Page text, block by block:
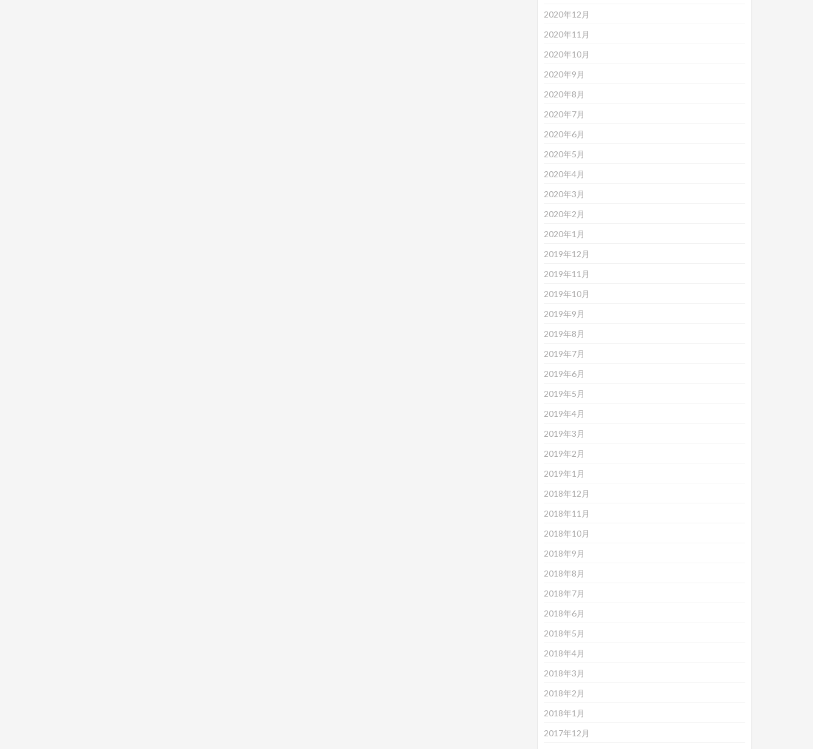
2020年12月
2020年11月
2020年10月
2020年9月
2020年8月
2020年7月
2020年6月
2020年5月
2020年4月
2020年3月
2020年2月
2020年1月
2019年12月
2019年11月
2019年10月
2019年9月
2019年8月
2019年7月
2019年6月
2019年5月
2019年4月
2019年3月
2019年2月
2019年1月
2018年12月
2018年11月
2018年10月
2018年9月
2018年8月
2018年7月
2018年6月
2018年5月
2018年4月
2018年3月
2018年2月
2018年1月
2017年12月